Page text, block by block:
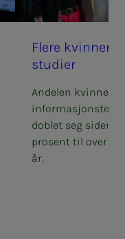
Fle­­­re kvin­­­ner
stu­­­di­er
Andelen
doblet seg siden
prosent til over
år.